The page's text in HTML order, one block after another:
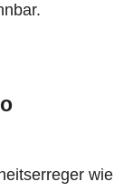
wie